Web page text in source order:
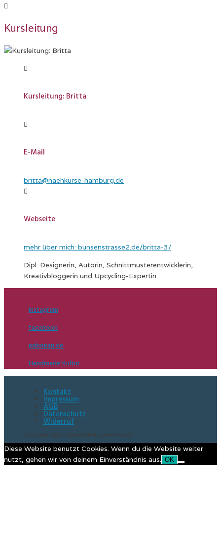
Kursleitung
Kursleitung: Britta
E-Mail
britta@naehkurse-hamburg.de
Webseite
mehr über mich: bunsenstrasse2.de/britta-3/
Dipl. Designerin, Autorin, Schnittmusterentwicklerin,
Kreativbloggerin und Upcycling-Expertin
Instagram
facebook
nebenan.de
Handmade Kultur
Kontakt
Impressum
AGB
Datenschutz
Widerruf
Copyright 2020 - OceanWP-Bunsenstrasse2
Diese Website benutzt Cookies. Wenn du die Website weiter
nutzt, gehen wir von deinem Einverständnis aus. OK